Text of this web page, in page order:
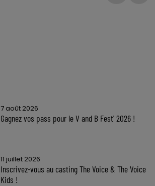
7 août 2026
Gagnez vos pass pour le V and B Fest' 2026 !
11 juillet 2026
Inscrivez-vous au casting The Voice & The Voice
Kids !